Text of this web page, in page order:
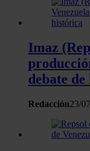
Imaz
debate
Redacción23/